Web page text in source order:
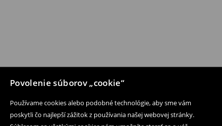
Povolenie súborov „cookie“
Používame cookies alebo podobné technológie, aby sme vám
poskytli čo najlepší zážitok z používania našej webovej stránky.